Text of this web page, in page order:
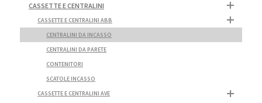
CASSETTE E CENTRALINI
CASSETTE E CENTRALINI ABB
CENTRALINI DA INCASSO
CENTRALINI DA PARETE
CONTENITORI
SCATOLE INCASSO
CASSETTE E CENTRALINI AVE